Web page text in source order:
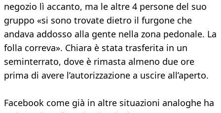
negozio lì accanto, ma le altre 4 persone del suo
gruppo «si sono trovate dietro il furgone che
andava addosso alla gente nella zona pedonale. La
folla correva». Chiara è stata trasferita in un
seminterrato, dove è rimasta almeno due ore
prima di avere l’autorizzazione a uscire all’aperto.
Facebook come già in altre situazioni analoghe ha